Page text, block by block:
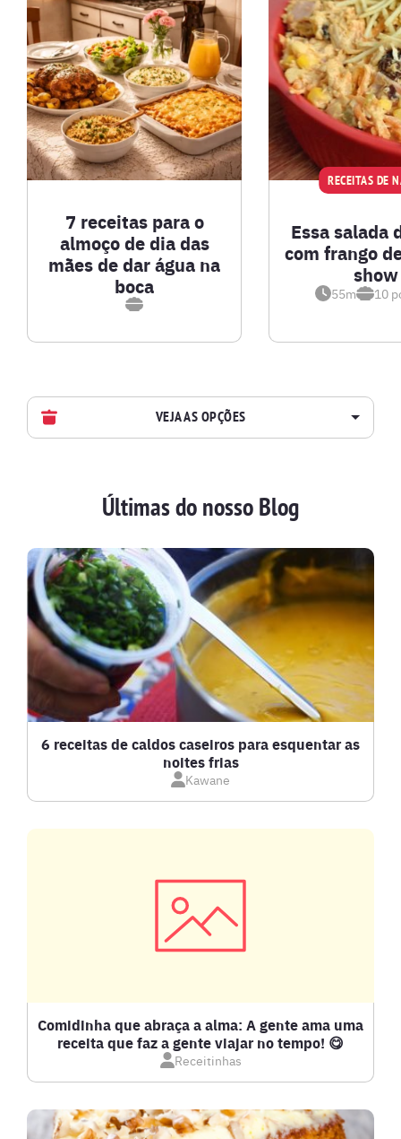
7 receitas para o
almoço de dia das
mães de dar água na
boca
RECEITAS DE
Essa salada
com frango
show
55m 10
VEJA AS OPÇÕES
BATIDAS
BEBIDAS E DRINKS
BISCOITOS
BOLOS E TORTAS
CALDOS
CARNE BOVINA
COMPOTAS E GELEIAS
DOCES E SOBREMESAS
DRINKS
Últimas do nosso Blog
6 receitas de caldos caseiros para esquentar as
noites frias
Kawane
Comidinha que abraça a alma: A gente ama uma
receita que faz a gente viajar no tempo! 😋
Receitinhas